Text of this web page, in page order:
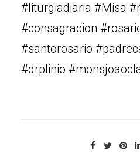
#liturgiadiaria #Misa
#consagracion
#santorosario
#drplinio